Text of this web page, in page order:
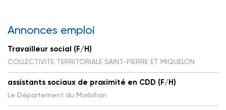
Annonces emploi
Travailleur social (F/H)
COLLECTIVITE TERRITORIALE SAINT-PIERRE ET MIQUELON
assistants sociaux de proximité en CDD (F/H)
Le Département du Morbihan